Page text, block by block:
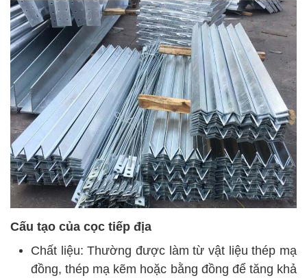
Cấu tạo của cọc tiếp địa
Chất liệu: Thường được làm từ vật liệu thép mạ
đồng, thép mạ kẽm hoặc bằng đồng để tăng khả